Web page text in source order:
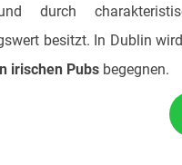
durch
besitzt. In Dublin
irischen Pubs begegnen.